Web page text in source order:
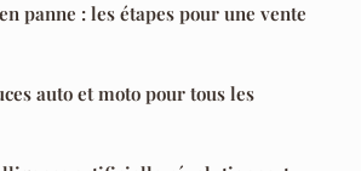
panne : les étapes pour une vente
auto et moto pour tous les